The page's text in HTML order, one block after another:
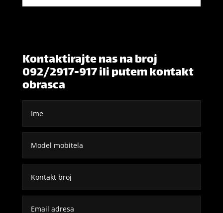
Kontaktirajte nas na broj
092/2917-917 ili putem kontakt
obrasca